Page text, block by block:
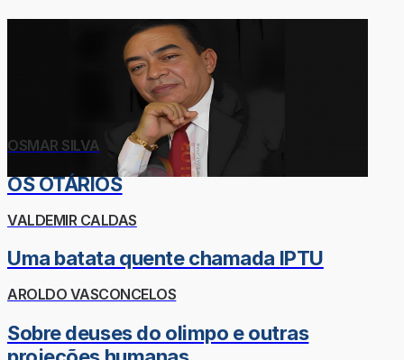
OSMAR SILVA
OS OTÁRIOS
VALDEMIR CALDAS
Uma batata quente chamada IPTU
AROLDO VASCONCELOS
Sobre deuses do olimpo e outras